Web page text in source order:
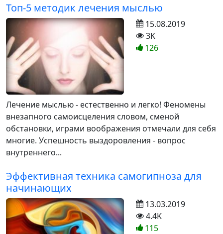
Топ-5 методик лечения мыслью
Лечение мыслью - естественно и легко! Феномены
внезапного самоисцеления словом, сменой
обстановки, играми воображения отмечали для себя
многие. Успешность выздоровления - вопрос
внутреннего...
15.08.2019
3K
126
Эффективная техника самогипноза для
начинающих
13.03.2019
4.4K
115